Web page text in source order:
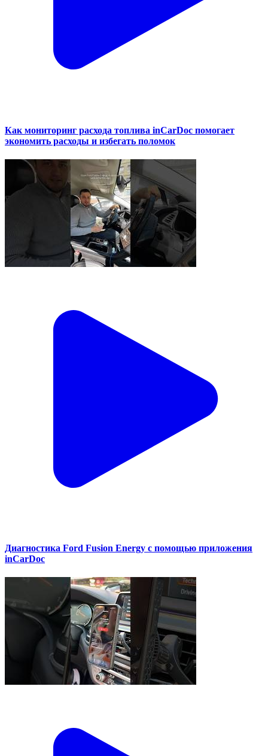
Как мониторинг расхода топлива inCarDoc помогает
экономить расходы и избегать поломок
Диагностика Ford Fusion Energy с помощью приложения
inCarDoc